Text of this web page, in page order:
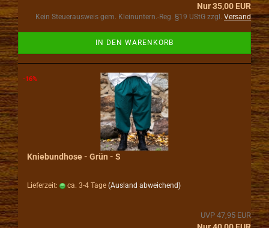
Nur 35,00 EUR
Kein Steuerausweis gem. Kleinuntern.-Reg. §19 UStG zzgl. Versand
IN DEN WARENKORB
-16%
Kniebundhose - Grün - S
Lieferzeit: ca. 3-4 Tage (Ausland abweichend)
UVP 47,95 EUR